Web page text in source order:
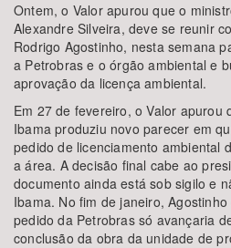
Ontem, o Valor apurou que o
Alexandre Silveira, deve se reunir
Rodrigo Agostinho, nesta semana
a Petrobras e o órgão ambiental e
aprovação da licença ambiental.
Em 27 de fevereiro, o Valor apurou
Ibama produziu novo parecer em
pedido de licenciamento ambiental
a área. A decisão final cabe ao
documento ainda está sob sigilo e
Ibama. No fim de janeiro,
pedido da Petrobras só avançaria
conclusão da obra da unidade de